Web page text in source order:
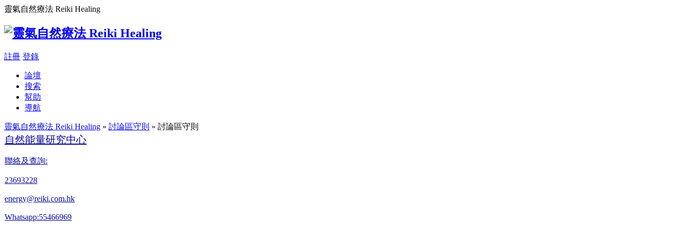
靈氣自然療法 Reiki Healing
註冊 登錄
論壇
搜索
幫助
導航
靈氣自然療法 Reiki Healing » 討論區守則 » 討論區守則
自然能量研究中心
聯絡及查詢:
23693228
energy@reiki.com.hk
Whatsapp:55466969